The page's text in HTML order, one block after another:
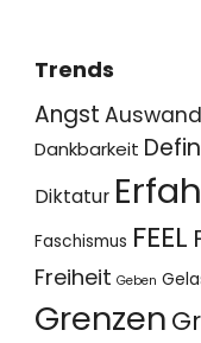
Trends
Angst
Dankbarkeit
Diktatur
Faschismus FEEL
Freiheit Geben
Grenzen